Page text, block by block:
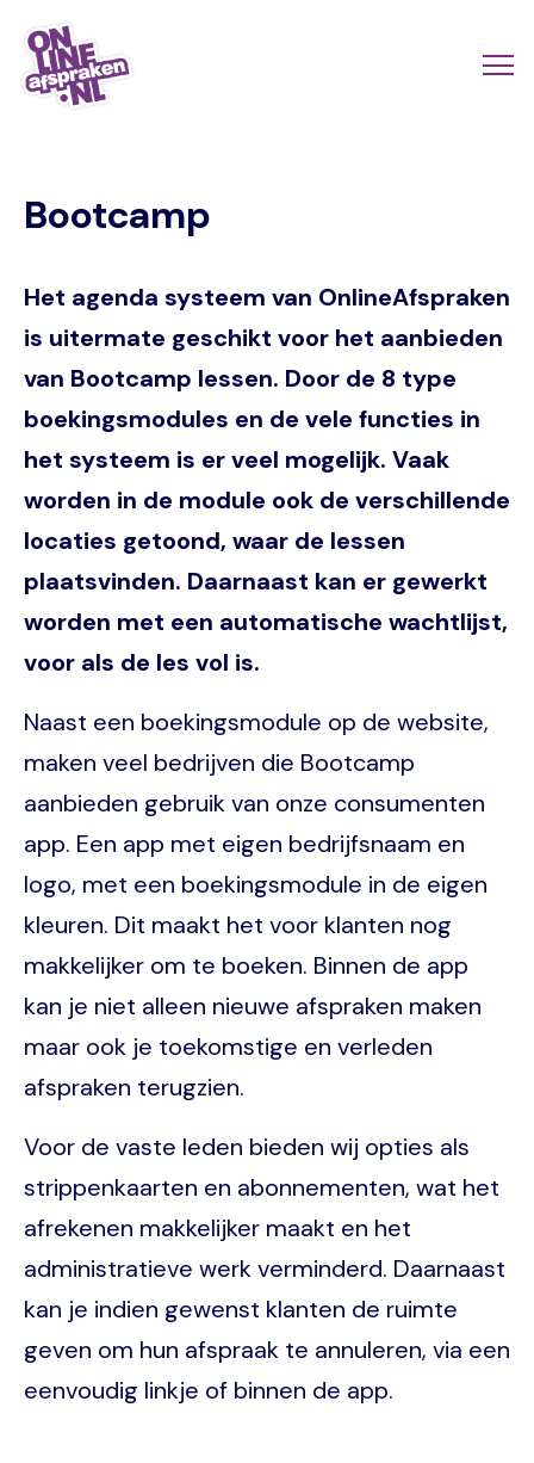
Naar
hoofdinhoud
Bootcamp
Het agenda systeem van OnlineAfspraken
is uitermate geschikt voor het aanbieden
van Bootcamp lessen. Door de 8 type
boekingsmodules en de vele functies in
het systeem is er veel mogelijk. Vaak
worden in de module ook de verschillende
locaties getoond, waar de lessen
plaatsvinden. Daarnaast kan er gewerkt
worden met een automatische wachtlijst,
voor als de les vol is.
Naast een boekingsmodule op de website,
maken veel bedrijven die Bootcamp
aanbieden gebruik van onze consumenten
app. Een app met eigen bedrijfsnaam en
logo, met een boekingsmodule in de eigen
kleuren. Dit maakt het voor klanten nog
makkelijker om te boeken. Binnen de app
kan je niet alleen nieuwe afspraken maken
maar ook je toekomstige en verleden
afspraken terugzien.
Voor de vaste leden bieden wij opties als
strippenkaarten en abonnementen, wat het
afrekenen makkelijker maakt en het
administratieve werk verminderd. Daarnaast
kan je indien gewenst klanten de ruimte
geven om hun afspraak te annuleren, via een
eenvoudig linkje of binnen de app.